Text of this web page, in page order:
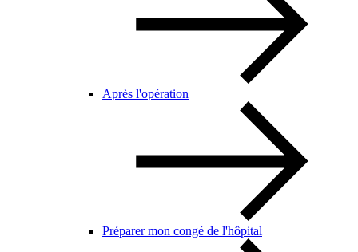
Après l'opération
Préparer mon congé de l'hôpital